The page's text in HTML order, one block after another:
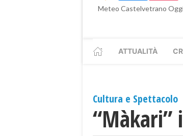
Meteo Castelvetrano
ATTUALITÀ
Cultura e Spettacolo
“Màkari”